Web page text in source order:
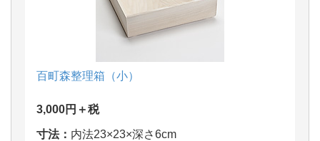
百町森整理箱（小）
3,000円＋税
寸法： 内法23×23×深さ6cm